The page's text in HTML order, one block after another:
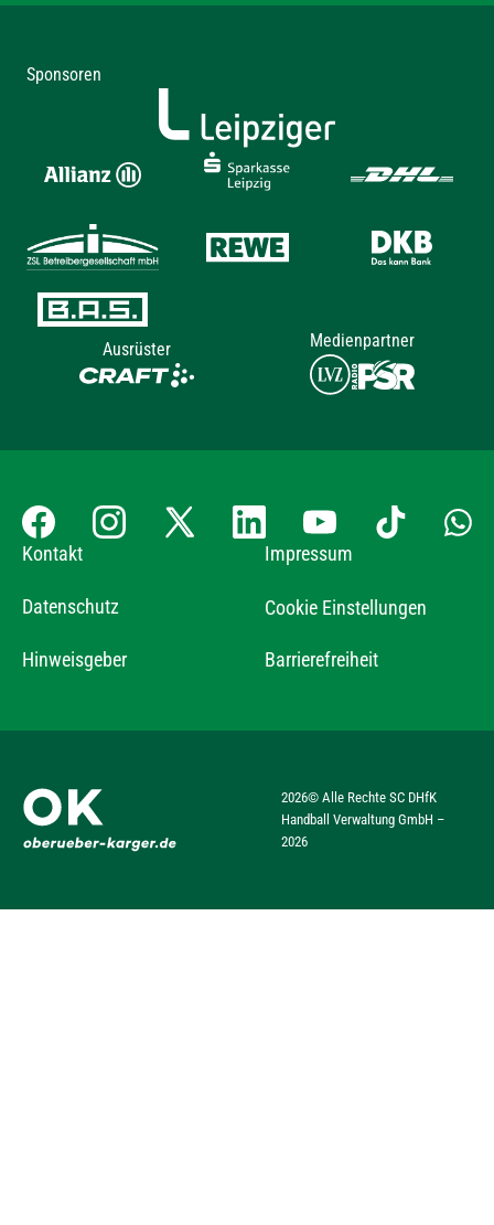
Sponsoren
Ausrüster Medienpartner
Kontakt Impressum
Datenschutz Cookie Einstellungen
Hinweisgeber Barrierefreiheit
2026© Alle Rechte SC DHfK
Handball Verwaltung GmbH –
2026